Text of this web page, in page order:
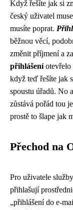
Když řešíte jak si
český uživatel
musíte poprat.
běžnou věcí,
změnit příjmenía
přihlášeníotevřelo
když teď řešíte jak
spoustu úřadů. No
zůstává pořád tou
prostě to šlape jak
Přechod na
Pro uživatele
přihlašují
„přihlášení do e-